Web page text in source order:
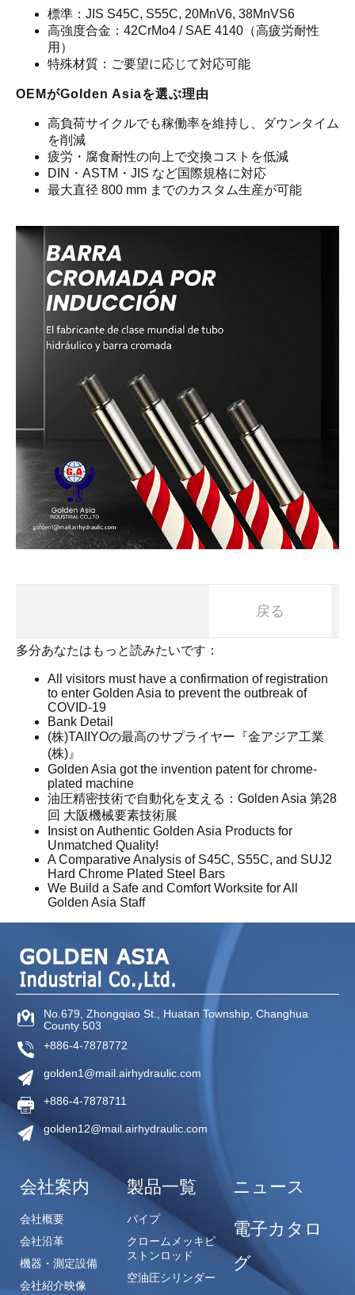
標準：JIS S45C, S55C, 20MnV6, 38MnVS6
高強度合金：42CrMo4 / SAE 4140（高疲労耐性
用）
特殊材質：ご要望に応じて対応可能
OEMがGolden Asiaを選ぶ理由
高負荷サイクルでも稼働率を維持し、ダウンタイム
を削減
疲労・腐食耐性の向上で交換コストを低減
DIN・ASTM・JIS など国際規格に対応
最大直径 800 mm までのカスタム生産が可能
戻る
多分あなたはもっと読みたいです：
All visitors must have a confirmation of registration
to enter Golden Asia to prevent the outbreak of
COVID-19
Bank Detail
(株)TAIIYOの最高のサプライヤー『金アジア工業
(株)』
Golden Asia got the invention patent for chrome-
plated machine
油圧精密技術で自動化を支える：Golden Asia 第28
回 大阪機械要素技術展
Insist on Authentic Golden Asia Products for
Unmatched Quality!
A Comparative Analysis of S45C, S55C, and SUJ2
Hard Chrome Plated Steel Bars
We Build a Safe and Comfort Worksite for All
Golden Asia Staff
No.679, Zhongqiao St., Huatan Township, Changhua
County 503
+886-4-7878772
golden1@mail.airhydraulic.com
+886-4-7878711
golden12@mail.airhydraulic.com
会社案内
会社概要
会社沿革
機器・測定設備
会社紹介映像
製品一覧
パイプ
クロームメッキピ
ストンロッド
空油圧シリンダー
ニュース
電子カタロ
グ